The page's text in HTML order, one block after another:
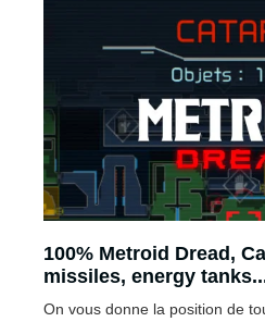
100% Metroid Dread,
missiles, energy
On vous donne la position de